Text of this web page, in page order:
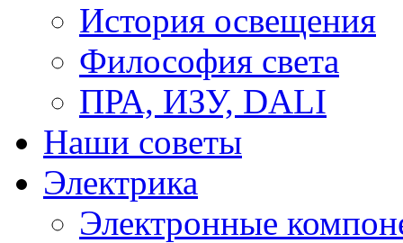
История освещения
Философия света
ПРА, ИЗУ, DALI
Наши советы
Электрика
Электронные